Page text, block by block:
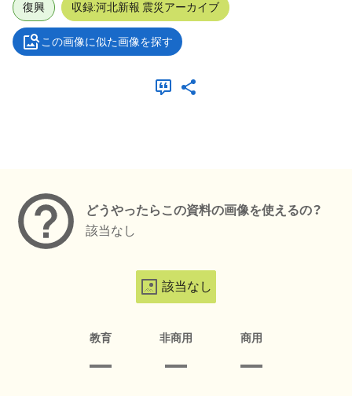
復興 収録:河北新報 震災アーカイブ
この画像に似た画像を探す
どうやったらこの資料の画像を使えるの？
該当なし
該当なし
教育 非商用 商用